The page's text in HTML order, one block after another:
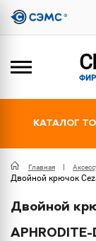
КАТАЛОГ
Главная
Двойной крючок
Двойной